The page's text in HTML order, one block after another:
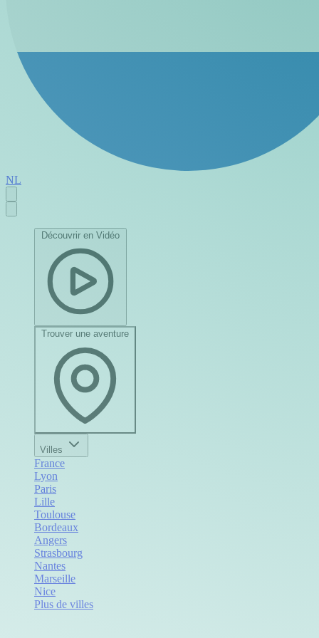
NL
Découvrir en Vidéo
Trouver une aventure
Villes
France
Lyon
Paris
Lille
Toulouse
Bordeaux
Angers
Strasbourg
Nantes
Marseille
Nice
Plus de villes